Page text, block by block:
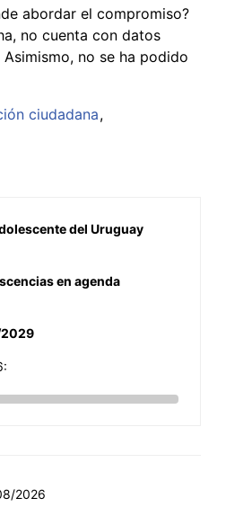
abordar el compromiso?
no cuenta con datos
no se ha podido
ciudadana
del Uruguay
en agenda
2026